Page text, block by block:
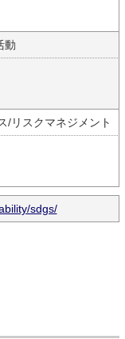
動
/リスクマネジメント
sdgs/